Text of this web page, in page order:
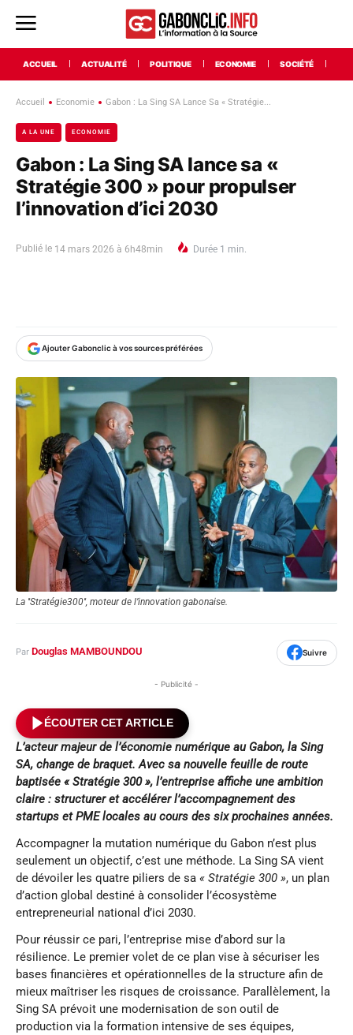
ACCUEIL ACTUALITÉ POLITIQUE ECONOMIE SOCIÉTÉ
Accueil Economie Gabon : La Sing SA Lance Sa « Stratégie...
A LA UNE ECONOMIE
Gabon : La Sing SA lance sa «
Stratégie 300 » pour propulser
l’innovation d’ici 2030
Publié le 14 mars 2026 à 6h48min Durée 1 min.
Ajouter Gabonclic à vos sources préférées
La ''Stratégie300'', moteur de l’innovation gabonaise.
Par Douglas MAMBOUNDOU Suivre
- Publicité -
ÉCOUTER CET ARTICLE
L’acteur majeur de l’économie numérique au Gabon, la Sing
SA, change de braquet. Avec sa nouvelle feuille de route
baptisée « Stratégie 300 », l’entreprise affiche une ambition
claire : structurer et accélérer l’accompagnement des
startups et PME locales au cours des six prochaines années.
Accompagner la mutation numérique du Gabon n’est plus
seulement un objectif, c’est une méthode. La Sing SA vient
de dévoiler les quatre piliers de sa « Stratégie 300 », un plan
d’action global destiné à consolider l’écosystème
entrepreneurial national d’ici 2030.
Pour réussir ce pari, l’entreprise mise d’abord sur la
résilience. Le premier volet de ce plan vise à sécuriser les
bases financières et opérationnelles de la structure afin de
mieux maîtriser les risques de croissance. Parallèlement, la
Sing SA prévoit une modernisation de son outil de
production via la formation intensive de ses équipes,